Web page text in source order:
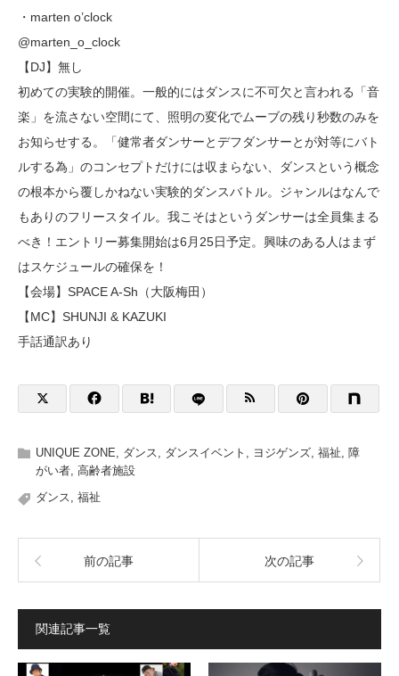
・marten o’clock
@marten_o_clock
【DJ】無し
初めての実験的開催。一般的にはダンスに不可欠と言われる「音
楽」を流さない空間にて、照明の変化でムーブの残り秒数のみを
お知らせする。「健常者ダンサーとデフダンサーとが対等にバト
ルする為」のコンセプトだけには収まらない、ダンスという概念
の根本から覆しかねない実験的ダンスバトル。ジャンルはなんで
もありのフリースタイル。我こそはというダンサーは全員集まる
べき！エントリー募集開始は6月25日予定。興味のある人はまず
はスケジュールの確保を！
【会場】SPACE A-Sh（大阪梅田）
【MC】SHUNJI & KAZUKI
手話通訳あり
UNIQUE ZONE, ダンス, ダンスイベント , ヨジゲンズ, 福祉, 障
がい者, 高齢者施設
ダンス, 福祉
前の記事 次の記事
関連記事一覧